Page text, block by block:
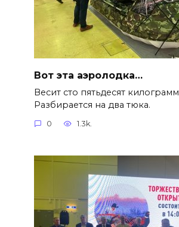
Вот эта аэролодка…
Весит сто пятьдесят
Разбирается на два тюка.
0 1.3k.